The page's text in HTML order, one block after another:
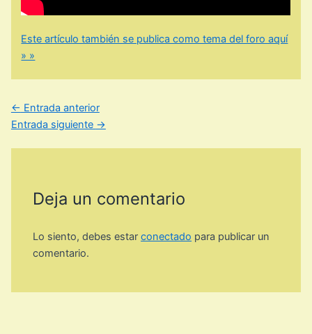
Este artículo también se publica como tema del foro aquí
» »
← Entrada anterior
Entrada siguiente →
Deja un comentario
Lo siento, debes estarconectado para publicar un
comentario.